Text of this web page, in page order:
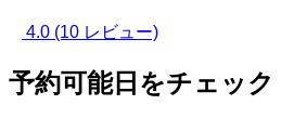
4.0 (10 レビュー)
予約可能日をチェック